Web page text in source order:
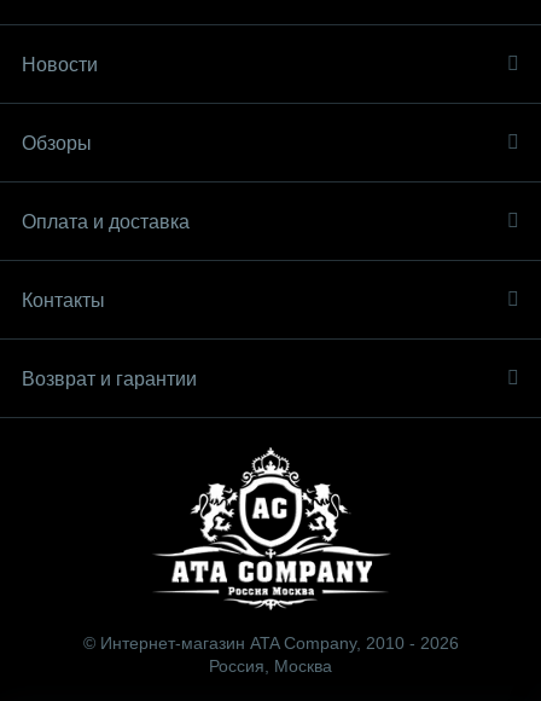
Новости
Обзоры
Оплата и доставка
Контакты
Возврат и гарантии
© Интернет-магазин ATA Company, 2010 - 2026
Россия, Москва